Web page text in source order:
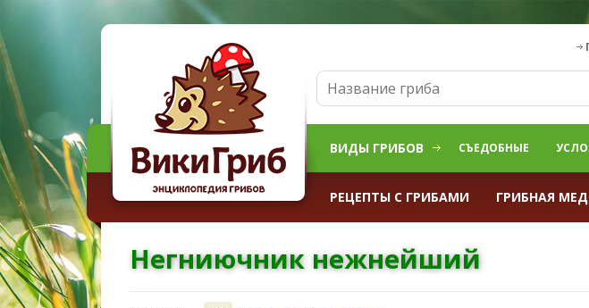
ВИДЫ ГРИБОВ СЪЕДОБНЫЕ
РЕЦЕПТЫ С ГРИБАМИ ГРИБНАЯ
Негниючник нежнейший